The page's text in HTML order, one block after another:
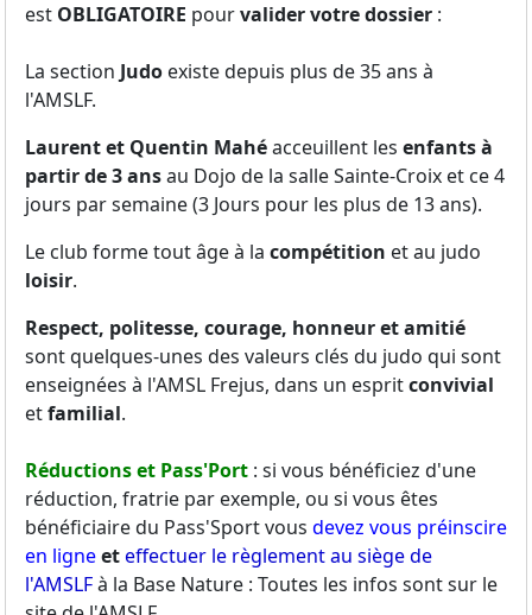
est OBLIGATOIRE pourvalider votre dossier :
La section Judo existe depuis plus de 35 ans à
l'AMSLF.
Laurent et Quentin Mahéacceuillent les enfants à
partir de 3 ansau Dojo de la salle Sainte-Croix et ce 4
jours par semaine (3 Jours pour les plus de 13 ans).
Le club forme tout âge à la compétition et au judo
loisir.
Respect, politesse, courage, honneur et amitié
sont quelques-unes des valeurs clés du judo qui sont
enseignées à l'AMSL Frejus, dans un espritconvivial
etfamilial.
Réductions et Pass'Port : si vous bénéficiez d'une
réduction, fratrie par exemple, ou si vous êtes
bénéficiaire du Pass'Sport vous devez vous préinscire
en ligneeteffectuer le règlement au siège de
l'AMSLFà la Base Nature : Toutes les infos sont sur le